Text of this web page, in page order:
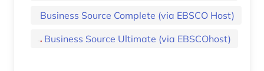
Business Source Complete (via EBSCO Host)
Business Source Ultimate (via EBSCOhost)